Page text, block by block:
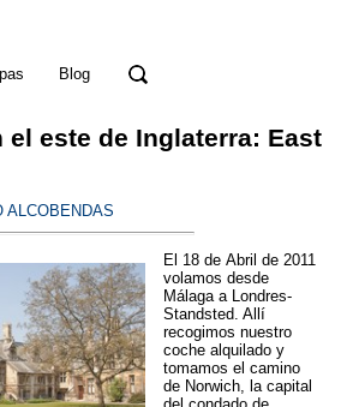
Blog
el este de Inglaterra: East
ALCOBENDAS
El 18 de Abril de 2011
volamos desde
Málaga a Londres-
Standsted. Allí
recogimos nuestro
coche alquilado y
tomamos el camino
de Norwich, la capital